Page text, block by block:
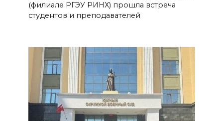
(филиале РГЭУ РИНХ) прошла встреча
студентов и преподавателей